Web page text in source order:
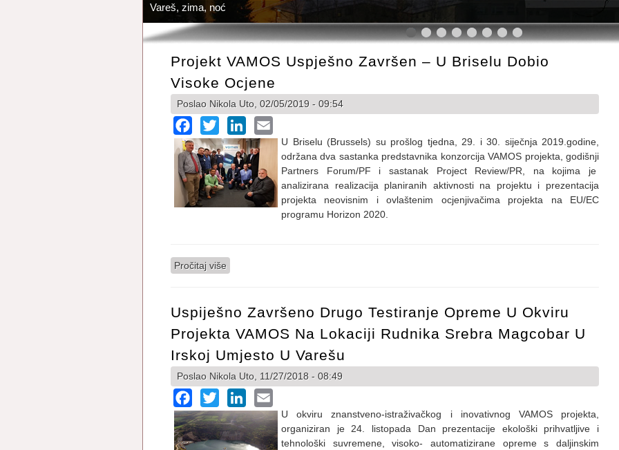
Vareš, zima, noć
Projekt VAMOS Uspješno Završen – U Briselu Dobio
Visoke Ocjene
Poslao Nikola Uto, 02/05/2019 - 09:54
Facebook
Twitter LinkedIn
U Briselu (Brussels) su prošlog tjedna, 29. i 30. siječnja 2019.godine,
održana dva sastanka predstavnika konzorcija VAMOS projekta, godišnji
Partners Forum/PF i sastanak Project Review/PR, na kojima je
analizirana realizacija planiranih aktivnosti na projektu i prezentacija
projekta neovisnim i ovlaštenim ocjenjivačima projekta na EU/EC
programu Horizon 2020.
Pročitaj više
Uspiješno Završeno Drugo Testiranje Opreme U Okviru
Projekta VAMOS Na Lokaciji Rudnika Srebra Magcobar U
Irskoj Umjesto U Varešu
Poslao Nikola Uto, 11/27/2018 - 08:49
Facebook
Twitter LinkedIn
U okviru znanstveno-istraživačkog i inovativnog VAMOS projekta,
organiziran je 24. listopada Dan prezentacije ekološki prihvatljive i
tehnološki suvremene, visoko- automatizirane opreme s daljinskim